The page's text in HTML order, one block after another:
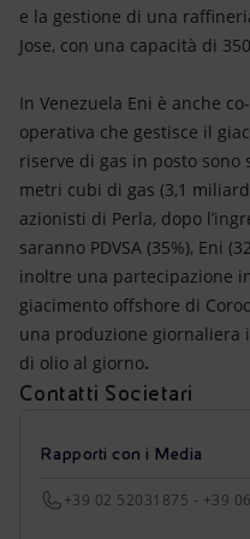
e la gestione di una
Jose, con una capacità di
In Venezuela Eni è anche
operativa che gestisce il
riserve di gas in posto
metri cubi di gas (3,1
azionisti di Perla, dopo
saranno PDVSA (35%), Eni
inoltre una partecipazione
giacimento offshore di
una produzione giornaliera
di olio al giorno.
Contatti Societari
Rapporti con i Media
+39 02 52031875 - +39